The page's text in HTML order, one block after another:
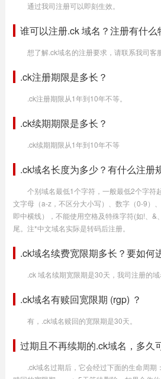
通过我司注册可以即刻生效。
谁可以注册.ck 域名？注册有什么
想了解.ck域名的注册要求，请联系我司客
.ck注册期限是多长？
.ck注册期限从1年到10年不等。
.ck续期期限是多长？
.ck续期期限从1年到10年不等
.ck域名长度为多少？有什么注册
个别域名最低1个字符，一般最低2个字符
文字母（a-z，不区分大小写）、数字（0-9）
即中横线），不能使用空格及特殊字符(如!、&
尾。注*中文域名实际是转码后注册。
.ck域名续费宽限期多长？要如何
.ck 域名续期宽限期是30天，我司注册的
.ck域名有赎回宽限期 (rgp) ？
有，.ck域名赎回的宽限期是30天。
过期且不再续期的.ck域名，多久
.ck域名过期后，它会经过下面的生命周